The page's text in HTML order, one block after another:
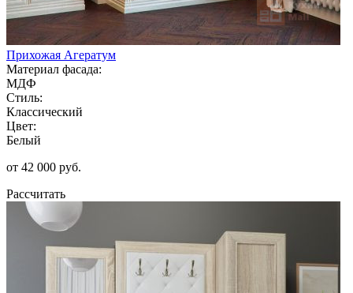
Прихожая Агератум
Материал фасада:
МДФ
Стиль:
Классический
Цвет:
Белый
от 42 000 руб.
Рассчитать